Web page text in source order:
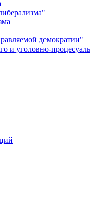
демократии"
и уголовно-